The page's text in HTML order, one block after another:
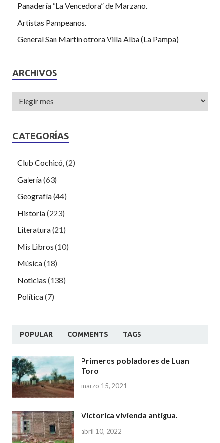
Panadería “La Vencedora” de Marzano.
Artistas Pampeanos.
General San Martin otrora Villa Alba (La Pampa)
ARCHIVOS
CATEGORÍAS
Club Cochicó, (2)
Galería(63)
Geografía(44)
Historia(223)
Literatura(21)
Mis Libros (10)
Música(18)
Noticias (138)
Política(7)
POPULAR COMMENTS TAGS
Primeros pobladores de Luan
Toro
marzo 15, 2021
Victorica vivienda antigua.
abril 10, 2022